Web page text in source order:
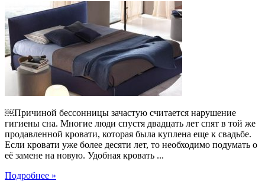
Выбор
удобной
кровати
￼Причиной бессонницы зачастую считается нарушение
гигиены сна. Многие люди спустя двадцать лет спят в той же
продавленной кровати, которая была куплена еще к свадьбе.
Если кровати уже более десяти лет, то необходимо подумать о
её замене на новую. Удобная кровать ...
Подробнее »